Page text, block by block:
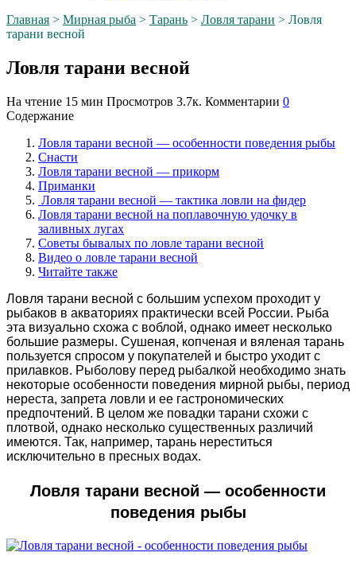
Главная > Мирная рыба > Тарань > Ловля тарани > Ловля
тарани весной
Ловля тарани весной
На чтение 15 мин Просмотров 3.7к. Комментарии 0
Содержание
Ловля тарани весной — особенности поведения рыбы
Снасти
Ловля тарани весной — прикорм
Приманки
Ловля тарани весной — тактика ловли на фидер
Ловля тарани весной на поплавочную удочку в
заливных лугах
Советы бывалых по ловле тарани весной
Видео о ловле тарани весной
Читайте также
Ловля тарани весной с большим успехом проходит у
рыбаков в акваториях практически всей России. Рыба
эта визуально схожа с воблой, однако имеет несколько
большие размеры. Сушеная, копченая и вяленая тарань
пользуется спросом у покупателей и быстро уходит с
прилавков. Рыболову перед рыбалкой необходимо знать
некоторые особенности поведения мирной рыбы, период
нереста, запрета ловли и ее гастрономических
предпочтений. В целом же повадки тарани схожи с
плотвой, однако несколько существенных различий
имеются. Так, например, тарань нереститься
исключительно в пресных водах.
Ловля тарани весной — особенности
поведения рыбы